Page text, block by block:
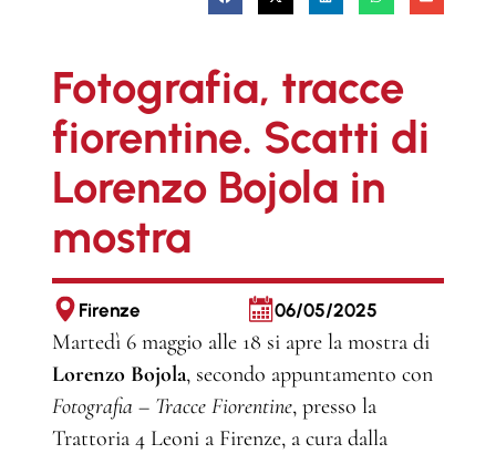
Fotografia, tracce
fiorentine. Scatti di
Lorenzo Bojola in
mostra
Firenze 06/05/2025
Martedì 6 maggio alle 18 si apre la mostra di
Lorenzo Bojola, secondo appuntamento con
Fotografia – Tracce Fiorentine, presso la
Trattoria 4 Leoni a Firenze, a cura dalla